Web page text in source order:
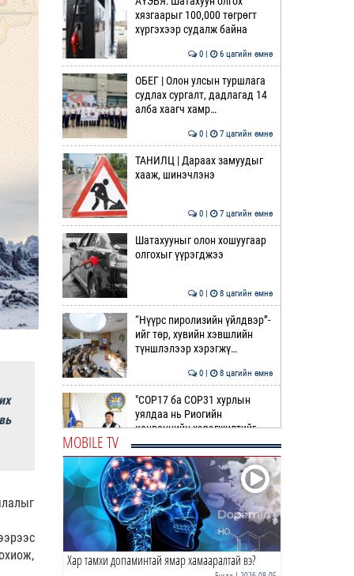
хязгаарыг 100,000 төгрөгт
хүргэхээр судалж байна
0 | 6 цагийн өмнө
ОБЕГ | Олон улсын туршлага
судлах сургалт, дадлагад 14
алба хаагч хамр…
0 | 7 цагийн өмнө
ТАНИЛЦ | Дараах замуудыг
хааж, шинэчлэнэ
0 | 7 цагийн өмнө
Шатахууныг олон хошуугаар
олгохыг үүрэгджээ
0 | 8 цагийн өмнө
“Нүүрс пиролизийн үйлдвэр”-
ийг төр, хувийн хэвшлийн
түншлэлээр хэрэгжү…
0 | 8 цагийн өмнө
"COP17 ба COP31 хурлын
уялдаа нь Риогийн
конвенцийн хэрэгжилтийг
ахиул…
Монгол төрийн парадокс нь
шатахуун
0 | 9 цагийн өмнө
Б.Пүрэвдагва: Найман
MOBILE TV
Хар тамхи допаминтай ямар хамааралтай вэ?